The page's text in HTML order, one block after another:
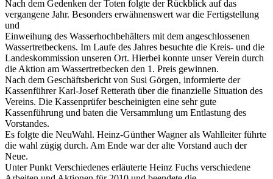
Nach dem Gedenken der Toten folgte der Rückblick auf das
vergangene Jahr. Besonders erwähnenswert war die Fertigstellung
und
Einweihung des Wasserhochbehälters mit dem angeschlossenen
Wassertretbeckens. Im Laufe des Jahres besuchte die Kreis- und die
Landeskommission unseren Ort. Hierbei konnte unser Verein durch
die Aktion am Wassertretbecken den 1. Preis gewinnen.
Nach dem Geschäftsbericht von Susi Görgen, informierte der
Kassenführer Karl-Josef Retterath über die finanzielle Situation des
Vereins. Die Kassenprüfer bescheinigten eine sehr gute
Kassenführung und baten die Versammlung um Entlastung des
Vorstandes.
Es folgte die NeuWahl. Heinz-Günther Wagner als Wahlleiter führte
die wahl zügig durch. Am Ende war der alte Vorstand auch der
Neue.
Unter Punkt Verschiedenes erläuterte Heinz Fuchs verschiedene